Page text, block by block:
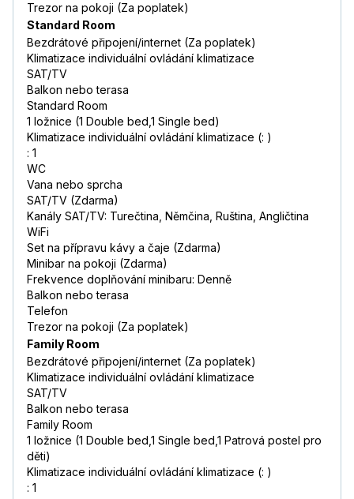
Trezor na pokoji (Za poplatek)
Standard Room
Bezdrátové připojení/internet (Za poplatek)
Klimatizace individuální ovládání klimatizace
SAT/TV
Balkon nebo terasa
Standard Room
1 ložnice (1 Double bed,1 Single bed)
Klimatizace individuální ovládání klimatizace (: )
: 1
WC
Vana nebo sprcha
SAT/TV (Zdarma)
Kanály SAT/TV: Turečtina, Němčina, Ruština, Angličtina
WiFi
Set na přípravu kávy a čaje (Zdarma)
Minibar na pokoji (Zdarma)
Frekvence doplňování minibaru: Denně
Balkon nebo terasa
Telefon
Trezor na pokoji (Za poplatek)
Family Room
Bezdrátové připojení/internet (Za poplatek)
Klimatizace individuální ovládání klimatizace
SAT/TV
Balkon nebo terasa
Family Room
1 ložnice (1 Double bed,1 Single bed,1 Patrová postel pro
děti)
Klimatizace individuální ovládání klimatizace (: )
: 1